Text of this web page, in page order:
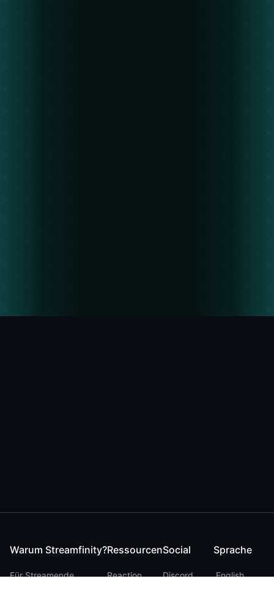
Warum Streamfinity?
Für Streamende
Ressourcen
Reaction
Social
Discord
Sprache
English